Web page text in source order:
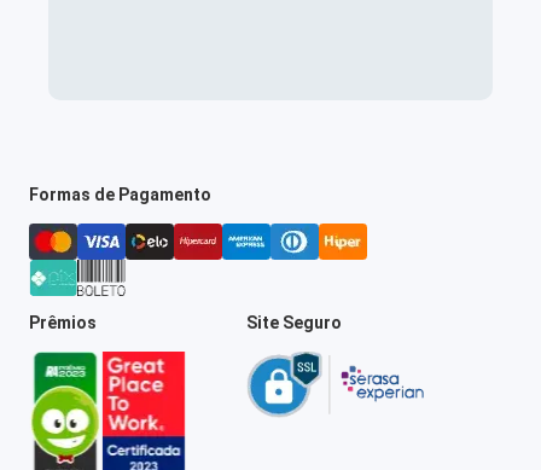
Formas de Pagamento
Prêmios Site Seguro